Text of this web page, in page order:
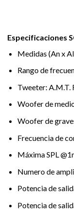
Especificaciones
Medidas (An x
Rango de
Tweeter: A.M.T.
Woofer de
Woofer de
Frecuencia de
Máxima SPL
Numero de
Potencia de
Potencia de